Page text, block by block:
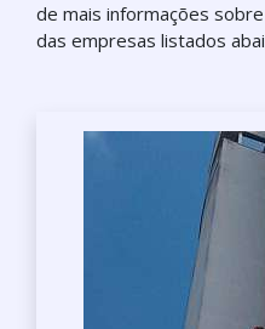
de mais informações
das empresas listados